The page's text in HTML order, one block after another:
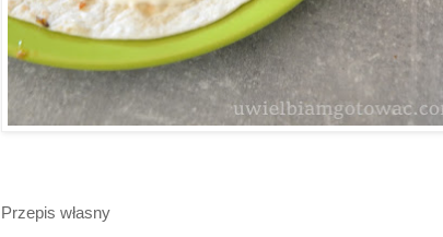
Przepis własny